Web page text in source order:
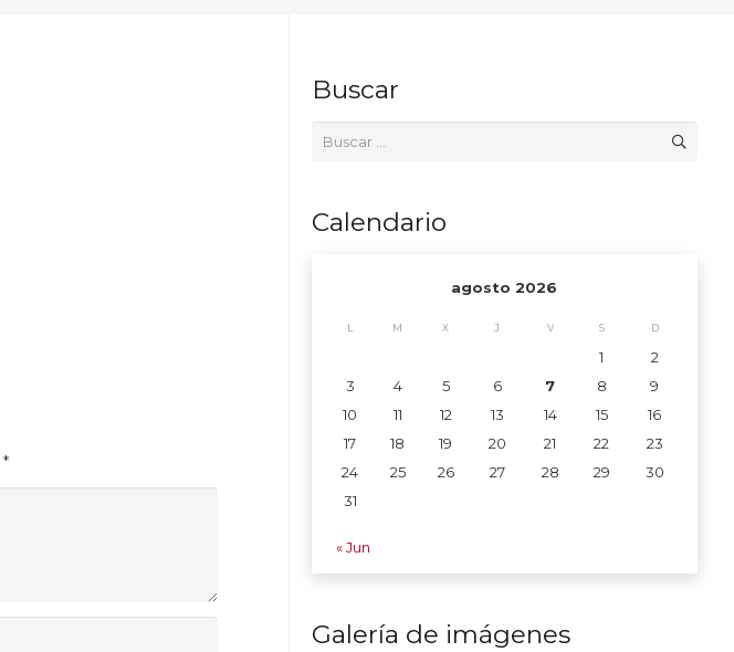
*
Buscar
Calendario
agosto 2026
L M X J V S D
1
2
3
4 5 6 7 8
9
10
11 12 13 14 15
16
17
18 19 20 21 22
23
24
25 26 27 28 29
30
31
« Jun
Galería de imágenes